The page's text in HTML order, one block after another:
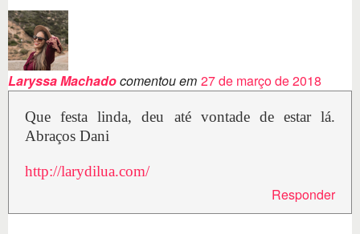
Laryssa Machadocomentou em 27 de março de 2018
Que festa linda, deu até vontade de estar lá.
Abraços Dani
http://larydilua.com/
Responder